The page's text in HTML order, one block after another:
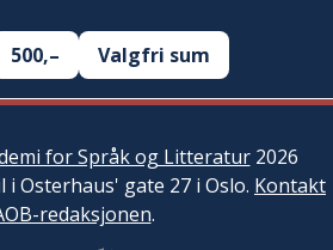
500,– Valgfri sum
for Språk og Litteratur2026
i Osterhaus' gate 27 i Oslo. Kontakt
redaksjonen.